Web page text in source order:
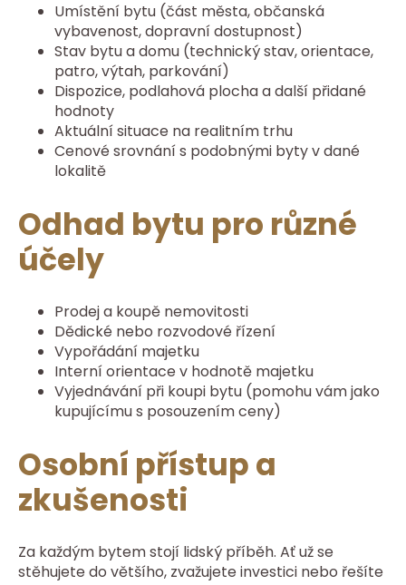
Umístění bytu (část města, občanská
vybavenost, dopravní dostupnost)
Stav bytu a domu (technický stav, orientace,
patro, výtah, parkování)
Dispozice, podlahová plocha a další přidané
hodnoty
Aktuální situace na realitním trhu
Cenové srovnání s podobnými byty v dané
lokalitě
Odhad bytu pro různé
účely
Prodej a koupě nemovitosti
Dědické nebo rozvodové řízení
Vypořádání majetku
Interní orientace v hodnotě majetku
Vyjednávání při koupi bytu (pomohu vám jako
kupujícímu s posouzením ceny)
Osobní přístup a
zkušenosti
Za každým bytem stojí lidský příběh. Ať už se
stěhujete do většího, zvažujete investici nebo řešíte